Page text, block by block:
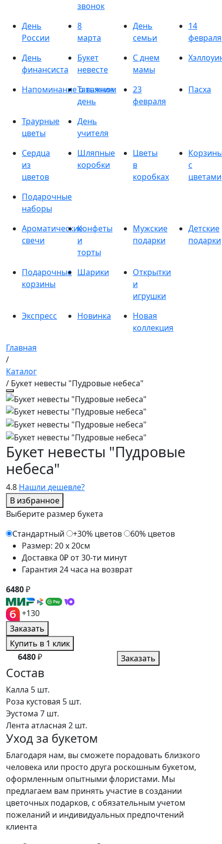
звонок
День
России
8
марта
День
семьи
14
февраля
День
финансиста
Букет
невесте
С днем
мамы
Напоминание о важном
Татьянин
день
23
февраля
Пасха
Траурные
цветы
День
учителя
Сердца
из
цветов
Шляпные
коробки
Цветы
в
коробках
с
цветами
Подарочные
наборы
Ароматические
свечи
Конфеты
и
торты
Мужские
подарки
Детские
подарки
Подарочные
корзины
Шарики
Открытки
и
игрушки
Экспресс
Новинка
Новая
коллекция
Главная
/
Каталог
/ Букет невесты "Пудровые небеса"
4.8 Нашли дешевле?
В избранное
Букет невесты "Пудровые
небеса"
Выберите размер букета
Стандартный
+30% цветов
60% цветов
Размер: 20 x 20см
Доставка 0₽ от 30-ти минут
Гарантия 24 часа на возврат
6480₽
+130
Заказать
Купить в 1 клик
6480₽ Заказать
Состав
Калла 5 шт.
Роза кустовая 5 шт.
Эустома 7 шт.
Лента атласная 2 шт.
Уход за букетом
Благодаря нам, вы сможете порадовать близкого
человека или просто друга роскошным букетом,
оформленным опытными флористами. Мы
предлагаем вам принять участие в создании
цветочных подарков, с обязательным учетом
пожеланий и индивидуальных предпочтений
клиента